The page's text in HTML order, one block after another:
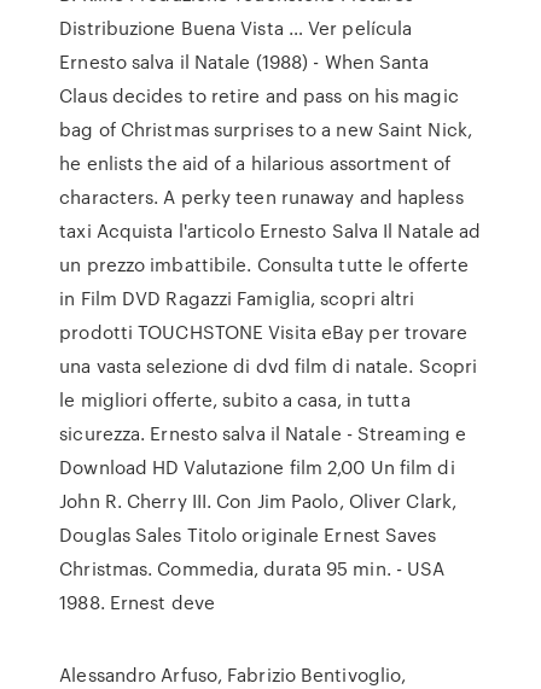
Distribuzione Buena Vista … Ver película
Ernesto salva il Natale (1988) - When Santa
Claus decides to retire and pass on his magic
bag of Christmas surprises to a new Saint Nick,
he enlists the aid of a hilarious assortment of
characters. A perky teen runaway and hapless
taxi Acquista l'articolo Ernesto Salva Il Natale ad
un prezzo imbattibile. Consulta tutte le offerte
in Film DVD Ragazzi Famiglia, scopri altri
prodotti TOUCHSTONE Visita eBay per trovare
una vasta selezione di dvd film di natale. Scopri
le migliori offerte, subito a casa, in tutta
sicurezza. Ernesto salva il Natale - Streaming e
Download HD Valutazione film 2,00 Un film di
John R. Cherry III. Con Jim Paolo, Oliver Clark,
Douglas Sales Titolo originale Ernest Saves
Christmas. Commedia, durata 95 min. - USA
1988. Ernest deve
Alessandro Arfuso, Fabrizio Bentivoglio,